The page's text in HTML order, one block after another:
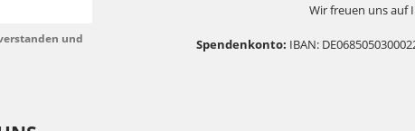
und
Wir freuen uns auf
Spendenkonto: IBAN: